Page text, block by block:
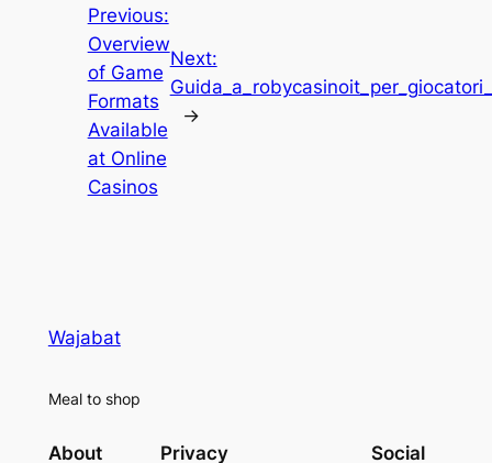
Previous:
Overview
of Game
Formats
Available
at Online
Casinos
Next:
→
Wajabat
Meal to shop
About Privacy Social